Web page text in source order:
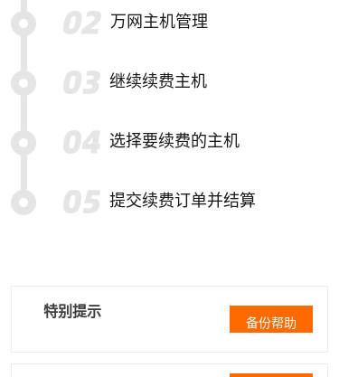
万网主机管理
继续续费主机
选择要续费的主机
提交续费订单并结算
特别提示
备份帮助